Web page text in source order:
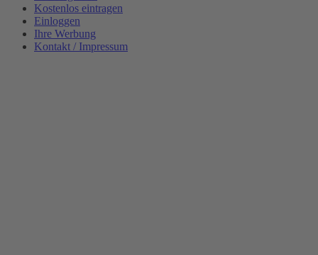
Kostenlos eintragen
Einloggen
Ihre Werbung
Kontakt / Impressum